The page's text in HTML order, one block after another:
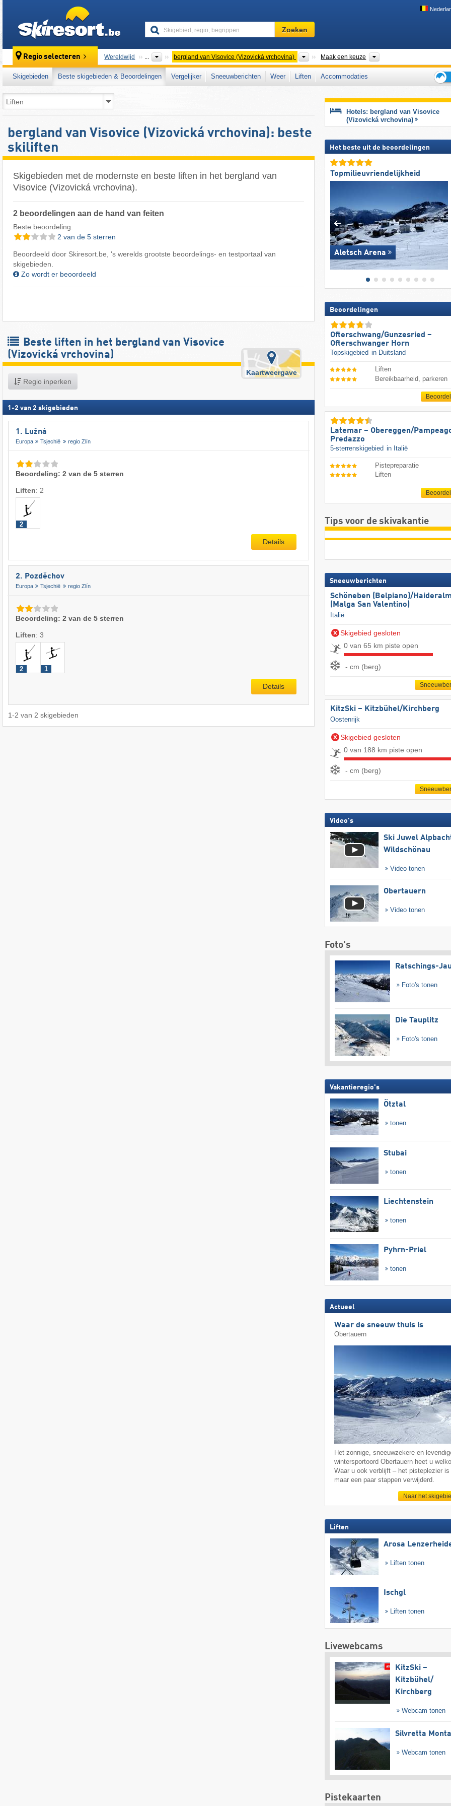
Skigebied,
regio,
…
Zoeken
Regio selecteren Wereldwijd ... bergland van Visovice (Vizovická vrchovina) Bergketens
Maak een keuze
Skigebieden Beste skigebieden & Beoordelingen Vergelijker Sneeuwberichten Weer Liften
Accommodaties
voor
de
bergland van Visovice (Vizovická vrchovina): beste
skiliften
Skigebieden met de modernste en beste liften in het bergland van
Visovice (Vizovická vrchovina).
2 beoordelingen aan de hand van feiten
Beste beoordeling:
2 van de 5 sterren
Beoordeeld door Skiresort.be, 's werelds grootste beoordelings- en testportaal van
skigebieden.
Zo wordt er beoordeeld
Beste liften in het bergland van Visovice
(Vizovická vrchovina)
Regio inperken
Kaartweergave
1 -2 van 2 skigebieden
1. Lužná
Europa Tsjechië regio Zlín
Beoordeling: 2 van de 5 sterren
Liften: 2
2
Details
2. Pozděchov
Europa Tsjechië regio Zlín
Beoordeling: 2 van de 5 sterren
Liften: 3
2 1
Details
1-2 van 2 skigebieden
Hotels: bergland van Visovice
(Vizovická vrchovina)
Het beste uit de beoordelingen
Topmilieuvriendelijkheid
Aletsch Arena
Beoordelingen
Ofterschwang/​Gunzesried –
Ofterschwanger Horn
Topskigebied in Duitsland
Liften
Bereikbaarheid, parkeren
Latemar – Obereggen/​
Predazzo
5-sterrenskigebied in Italië
Pistepreparatie
Liften
Tips voor de skivakantie
Sneeuwberichten
Schöneben (Belpiano)/​
(Malga San Valentino)
Italië
Skigebied gesloten
0 van 65 km piste open
- cm (berg)
KitzSki – Kitzbühel/​Kirchberg
Oostenrijk
Skigebied gesloten
0 van 188 km piste open
- cm (berg)
Video's
Ski Juwel
Wildschönau
Video tonen
Obertauern
Video tonen
Foto's
Ratschings-
Foto's tonen
Die Tauplitz
Foto's tonen
Vakantieregio's
Ötztal
tonen
Stubai
tonen
Liechtenstein
tonen
Pyhrn-Priel
tonen
Actueel
Waar de sneeuw thuis is
Obertauern
Het zonnige, sneeuwzekere en
wintersportoord Obertauern heet u
Waar u ook verblijft – het pisteplezier
maar een paar stappen verwijderd.
Naar het
Liften
Arosa
Liften tonen
Ischgl
Liften tonen
Livewebcams
KitzSki –
Kitzbühel/​
Kirchberg
Webcam tonen
Silvretta
Webcam tonen
Pistekaarten